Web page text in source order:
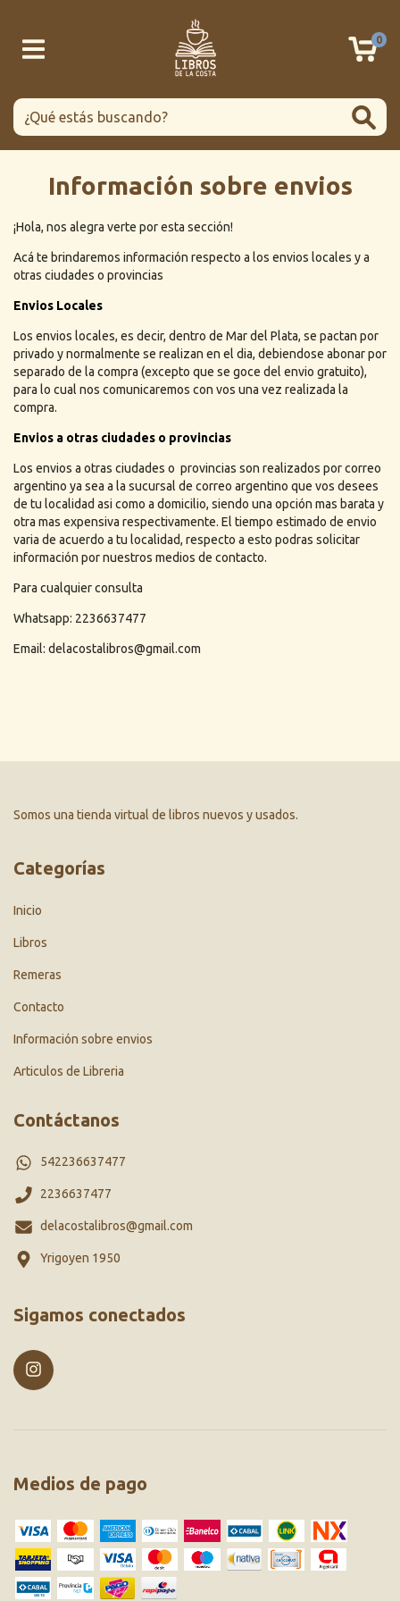
0
Información sobre envios
¡Hola, nos alegra verte por esta sección!
Acá te brindaremos información respecto a los envios locales y a
otras ciudades o provincias
Envios Locales
Los envios locales, es decir, dentro de Mar del Plata, se pactan por
privado y normalmente se realizan en el dia, debiendose abonar por
separado de la compra (excepto que se goce del envio gratuito),
para lo cual nos comunicaremos con vos una vez realizada la
compra.
Envios a otras ciudades o provincias
Los envios a otras ciudades o provincias son realizados por correo
argentino ya sea a la sucursal de correo argentino que vos desees
de tu localidad asi como a domicilio, siendo una opción mas barata y
otra mas expensiva respectivamente. El tiempo estimado de envio
varia de acuerdo a tu localidad, respecto a esto podras solicitar
información por nuestros medios de contacto.
Para cualquier consulta
Whatsapp: 2236637477
Email: delacostalibros@gmail.com
Somos una tienda virtual de libros nuevos y usados.
Categorías
Inicio
Libros
Remeras
Contacto
Información sobre envios
Articulos de Libreria
Contáctanos
542236637477
2236637477
delacostalibros@gmail.com
Yrigoyen 1950
Sigamos conectados
Medios de pago